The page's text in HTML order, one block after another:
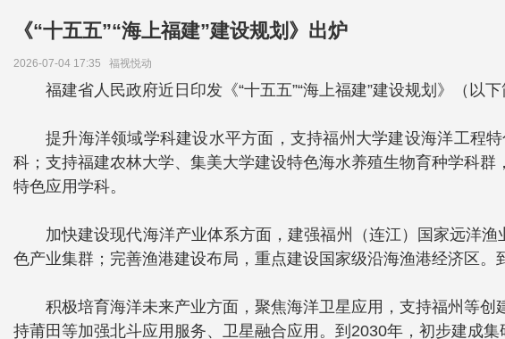
《“十五五”“海上福建”建设规划》出炉
2026-07-04 17:35 福视悦动
福建省人民政府近日印发《“十五五”“海上福建”建设规划》（以
提升海洋领域学科建设水平方面，支持福州大学建设海洋工程
科；支持福建农林大学、集美大学建设特色海水养殖生物育种学科
特色应用学科。
加快建设现代海洋产业体系方面，建强福州（连江）国家远洋
色产业集群；完善渔港建设布局，重点建设国家级沿海渔港经济区。
积极培育海洋未来产业方面，聚焦海洋卫星应用，支持福州等
持莆田等加强北斗应用服务、卫星融合应用。到2030年，初步建成